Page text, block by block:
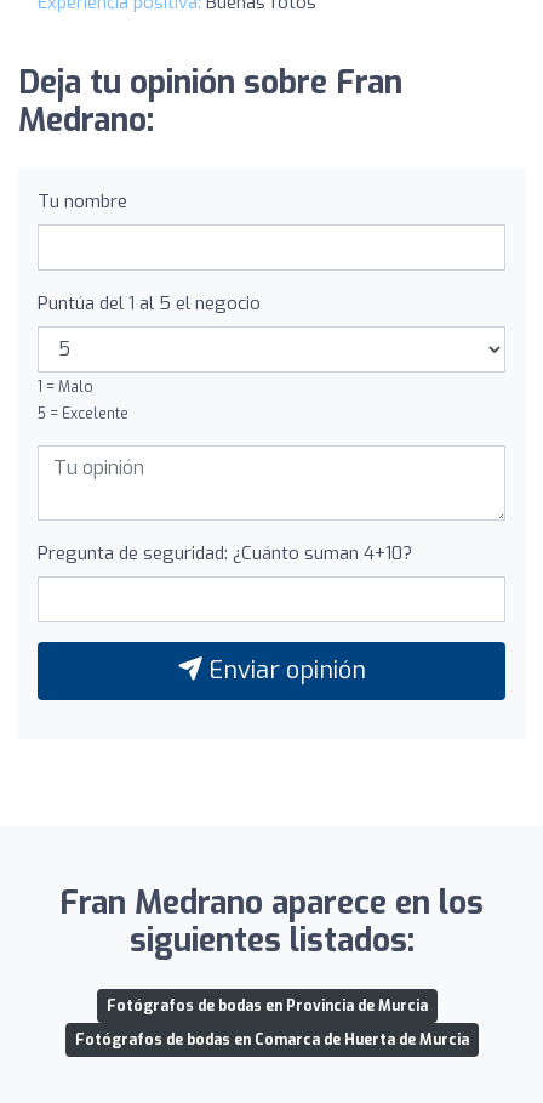
Deja tu opinión sobre Fran
Medrano:
Tu nombre
Puntúa del 1 al 5 el negocio
1 = Malo
5 = Excelente
Pregunta de seguridad: ¿Cuánto suman 4+10?
Enviar opinión
Fran Medrano aparece en los
siguientes listados:
Fotógrafos de bodas en Provincia de Murcia
Fotógrafos de bodas en Comarca de Huerta de Murcia